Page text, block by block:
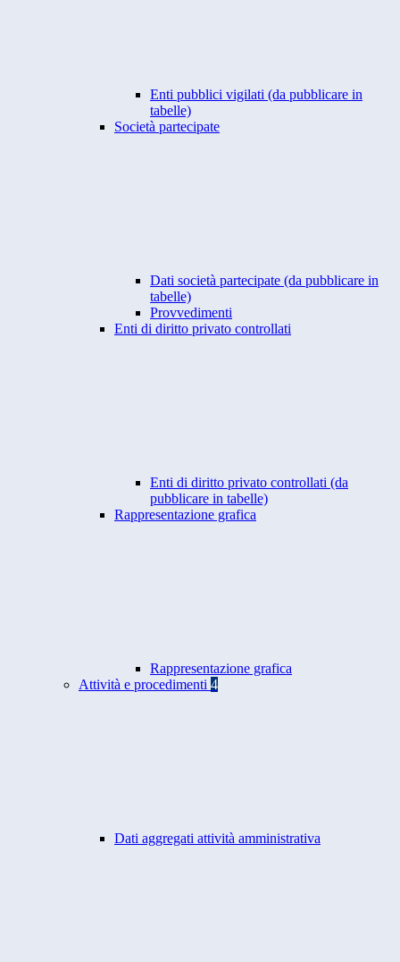
Enti pubblici vigilati (da pubblicare in
tabelle)
Società partecipate
Dati società partecipate (da pubblicare in
tabelle)
Provvedimenti
Enti di diritto privato controllati
Enti di diritto privato controllati (da
pubblicare in tabelle)
Rappresentazione grafica
Rappresentazione grafica
Attività e procedimenti 4
Dati aggregati attività amministrativa